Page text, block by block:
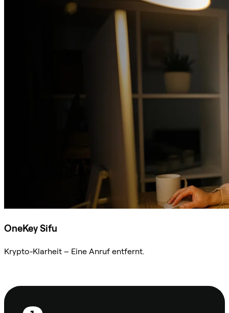
OneKey Sifu
Krypto-Klarheit – Eine Anruf entfernt.
Fußzeile